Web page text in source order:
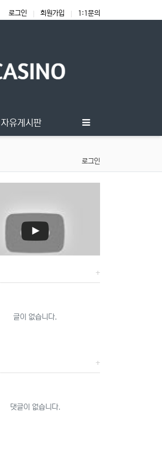
로그인 회원가입 1:1문의
자유게시판
로그인
글이 없습니다.
댓글이 없습니다.